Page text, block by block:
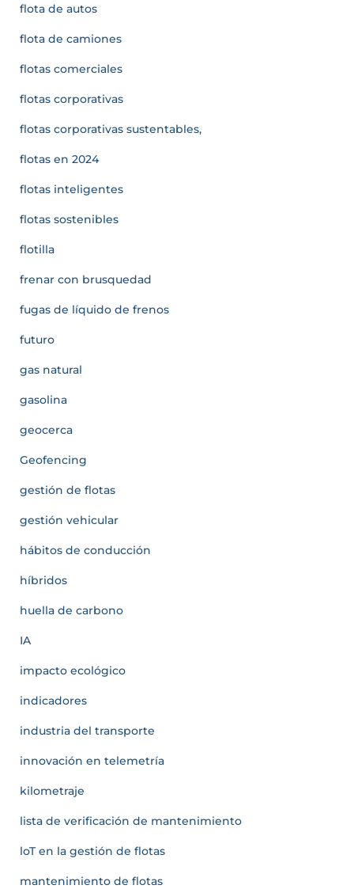
flota de autos
flota de camiones
flotas comerciales
flotas corporativas
flotas corporativas sustentables,
flotas en 2024
flotas inteligentes
flotas sostenibles
flotilla
frenar con brusquedad
fugas de líquido de frenos
futuro
gas natural
gasolina
geocerca
Geofencing
gestión de flotas
gestión vehicular
hábitos de conducción
híbridos
huella de carbono
IA
impacto ecológico
indicadores
industria del transporte
innovación en telemetría
kilometraje
lista de verificación de mantenimiento
loT en la gestión de flotas
mantenimiento de flotas